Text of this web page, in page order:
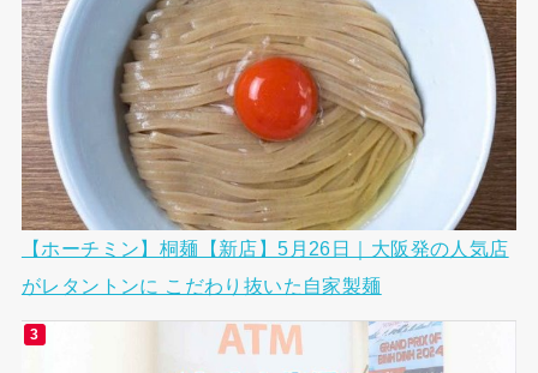
【ホーチミン】桐麺【新店】5月26日｜大阪発の人気店
がレタントンに こだわり抜いた自家製麺